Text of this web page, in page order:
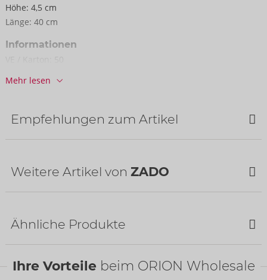
Höhe: 4,5 cm
Länge: 40 cm
Informationen
Herkunftsland: PL
Mehr lesen
Empfehlungen zum Artikel
Humbler
Weitere Artikel von ZADO
Ähnliche Produkte
Ihre Vorteile beim ORION Wholesale